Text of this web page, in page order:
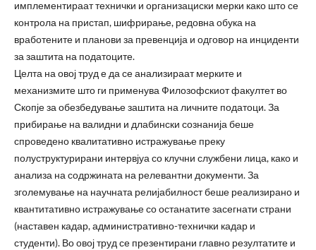
имплементираат технички и организациски мерки како што се
контрола на пристап, шифрирање, редовна обука на
вработените и планови за превенција и одговор на инциденти
за заштита на податоците.
Целта на овој труд е да се анализираат мерките и
механизмите што ги применува Филозофскиот факултет во
Скопје за обезбедување заштита на личните податоци. За
прибирање на валидни и длабински сознанија беше
спроведено квалитативно истражување преку
полуструктурирани интервјуа со клучни службени лица, како и
анализа на содржината на релевантни документи. За
зголемување на научната релијабилност беше реализирано и
квантитативно истражување со останатите засегнати страни
(наставен кадар, административно-технички кадар и
студенти). Во овој труд се презентирани главно резултатите и